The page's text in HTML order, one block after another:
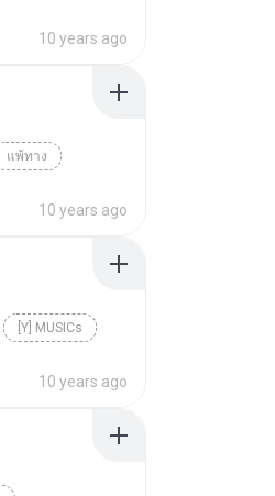
10 years ago
แพ้ทาง
10 years ago
[Y] MUSICs
10 years ago